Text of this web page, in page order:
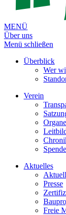
MENÜ
Über uns
Menü schließen
Überblick
Wer
Verein
Organe
Aktuelles
Presse
Freie